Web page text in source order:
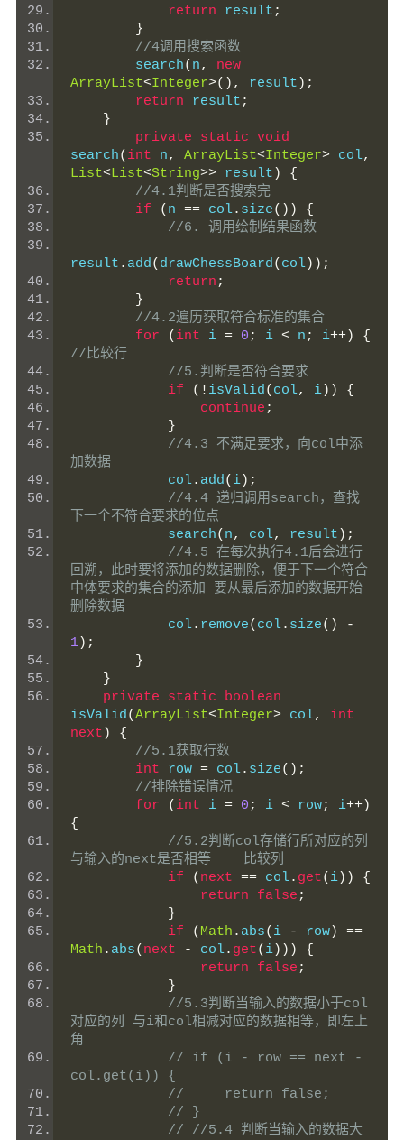
return result ;
}
//4调用搜索函数
        search
( n,
new
ArrayList<Integer>(), result );
return result ;
}
private
static void
search( int n, ArrayList<Integer> col,
List<List<String>> result )
{
//4.1判断是否搜索完
if
( n == col. size())
{
//6. 调用绘制结果函数
result . add( drawChessBoard( col));
return ;
}
//4.2遍历获取符合标准的集合
for
( int i = 0 ; i < n ; i++)
{
//比较行
//5.判断是否符合要求
if
(! isValid( col, i))
{
continue ;
}
//4.3 不满足要求，向col中添
加数据
            col
. add( i);
//4.4 递归调用search，查找
下一个不符合要求的位点
            search
( n, col, result );
//4.5 在每次执行4.1后会进行
回溯，此时要将添加的数据删除，便于下一个符合
中体要求的集合的添加 要从最后添加的数据开始
删除数据
            col
. remove( col. size()
-
1);
}
}
private
static
boolean
isValid(ArrayList<Integer> col,
int
next )
{
//5.1获取行数
int row = col. size();
//排除错误情况
for
( int i = 0 ; i < row; i++)
{
//5.2判断col存储行所对应的列
与输入的next是否相等    比较列
if
( next == col. get( i))
{
return
false ;
}
if
( Math . abs( i - row)
==
Math . abs( next - col. get( i)))
{
return
false ;
}
//5.3判断当输入的数据小于col
对应的列 与i和col相减对应的数据相等，即左上
角
// if (i - row == next -
col.get(i)) {
//     return false;
// }
// //5.4 判断当输入的数据大